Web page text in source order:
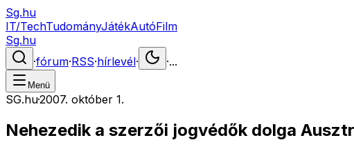
Sg.hu
IT/TechTudományJátékAutóFilm
Sg.hu
·fórum·RSS·hírlevél· ·...
Menü
SG.hu·2007. október 1.
Nehezedik a szerzői jogvédők dolga